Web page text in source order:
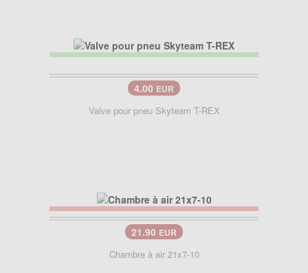
4.00 EUR
Valve pour pneu Skyteam T-REX
21.90 EUR
Chambre à air 21x7-10